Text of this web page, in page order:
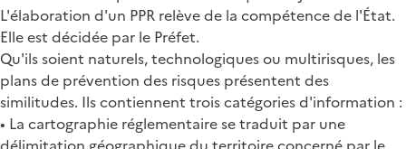
L'élaboration d'un PPR relève de la compétence de l'État.
Elle est décidée par le Préfet.
Qu'ils soient naturels, technologiques ou multirisques, les
plans de prévention des risques présentent des
similitudes. Ils contiennent trois catégories d'information :
• La cartographie réglementaire se traduit par une